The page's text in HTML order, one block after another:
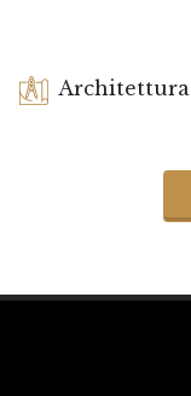
Architettura